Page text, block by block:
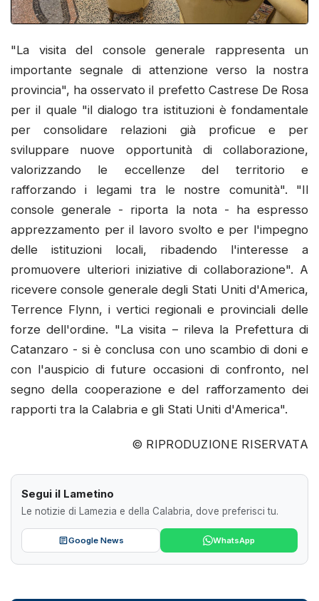
"La visita del console generale rappresenta un
importante segnale di attenzione verso la nostra
provincia", ha osservato il prefetto Castrese De Rosa
per il quale "il dialogo tra istituzioni è fondamentale
per consolidare relazioni già proficue e per
sviluppare nuove opportunità di collaborazione,
valorizzando le eccellenze del territorio e
rafforzando i legami tra le nostre comunità". "Il
console generale - riporta la nota - ha espresso
apprezzamento per il lavoro svolto e per l'impegno
delle istituzioni locali, ribadendo l'interesse a
promuovere ulteriori iniziative di collaborazione". A
ricevere console generale degli Stati Uniti d'America,
Terrence Flynn, i vertici regionali e provinciali delle
forze dell'ordine. "La visita – rileva la Prefettura di
Catanzaro - si è conclusa con uno scambio di doni e
con l'auspicio di future occasioni di confronto, nel
segno della cooperazione e del rafforzamento dei
rapporti tra la Calabria e gli Stati Uniti d'America".
© RIPRODUZIONE RISERVATA
Segui il Lametino
Le notizie di Lamezia e della Calabria, dove preferisci tu.
Google News WhatsApp